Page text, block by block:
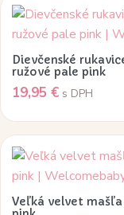
môžete
vybrať
stránke
produktu.
Dievčenské
ružové pale pink
19,95 € s DPH
Tento
produkt
má
viacero
variantov.
si
môžete
vybrať
na
Veľká velvet